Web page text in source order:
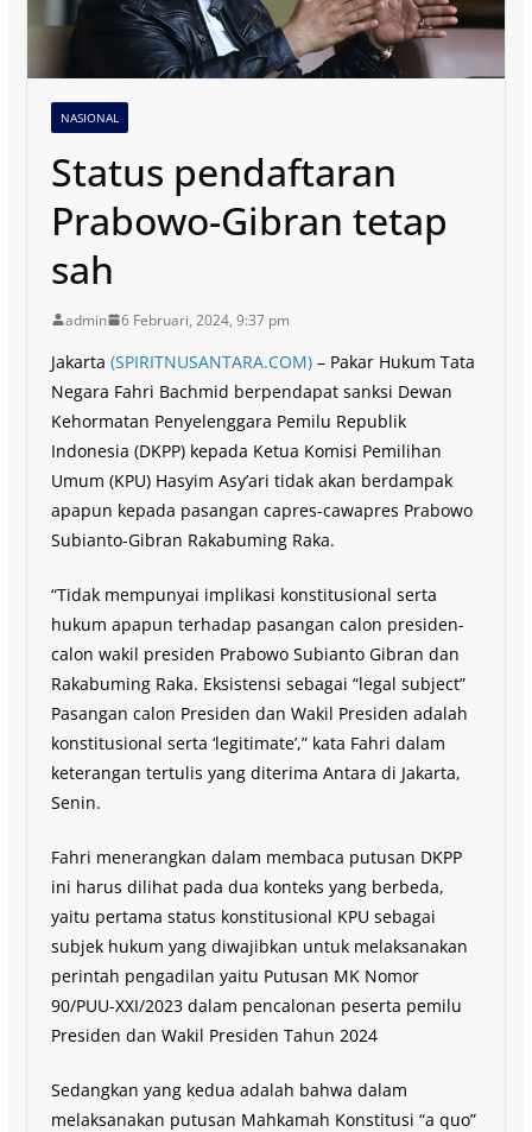
NASIONAL
Status pendaftaran
Prabowo-Gibran tetap
sah
admin 6 Februari, 2024, 9:37 pm
Jakarta (SPIRITNUSANTARA.COM)– Pakar Hukum Tata
Negara Fahri Bachmid berpendapat sanksi Dewan
Kehormatan Penyelenggara Pemilu Republik
Indonesia (DKPP) kepada Ketua Komisi Pemilihan
Umum (KPU) Hasyim Asy’ari tidak akan berdampak
apapun kepada pasangan capres-cawapres Prabowo
Subianto-Gibran Rakabuming Raka.
“Tidak mempunyai implikasi konstitusional serta
hukum apapun terhadap pasangan calon presiden-
calon wakil presiden Prabowo Subianto Gibran dan
Rakabuming Raka. Eksistensi sebagai “legal subject”
Pasangan calon Presiden dan Wakil Presiden adalah
konstitusional serta ‘legitimate’,” kata Fahri dalam
keterangan tertulis yang diterima Antara di Jakarta,
Senin.
Fahri menerangkan dalam membaca putusan DKPP
ini harus dilihat pada dua konteks yang berbeda,
yaitu pertama status konstitusional KPU sebagai
subjek hukum yang diwajibkan untuk melaksanakan
perintah pengadilan yaitu Putusan MK Nomor
90/PUU-XXI/2023 dalam pencalonan peserta pemilu
Presiden dan Wakil Presiden Tahun 2024
Sedangkan yang kedua adalah bahwa dalam
melaksanakan putusan Mahkamah Konstitusi “a quo”